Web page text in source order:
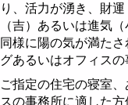
り、活力が湧き、財運（金
（吉）あるいは進気
同様に陽の気が満たされています
グあるいはオフィスの
ご指定の住宅の寝室
スの事務所に適した方